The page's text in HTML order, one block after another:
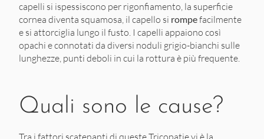
capelli si ispessiscono per rigonfiamento, la superficie
cornea diventa squamosa, il capello si rompefacilmente
e si attorciglia lungo il fusto. I capelli appaiono così
opachi e connotati da diversi noduli grigio-bianchi sulle
lunghezze, punti deboli in cui la rottura è più frequente.
Quali sono le cause?
Tra i fattori scatenanti di queste Tricopatie vi è la